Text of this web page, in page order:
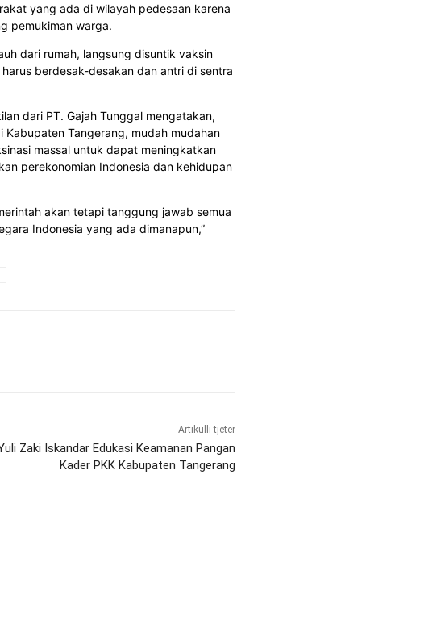
yang ada di wilayah pedesaan karena
pemukiman warga.
dari rumah, langsung disuntik vaksin
berdesak-desakan dan antri di sentra
dari PT. Gajah Tunggal mengatakan,
Tangerang, mudah mudahan
massal untuk dapat meningkatkan
perekonomian Indonesia dan kehidupan
akan tetapi tanggung jawab semua
Indonesia yang ada dimanapun,”
Artikulli tjetër
Zaki Iskandar Edukasi Keamanan Pangan
Kader PKK Kabupaten Tangerang